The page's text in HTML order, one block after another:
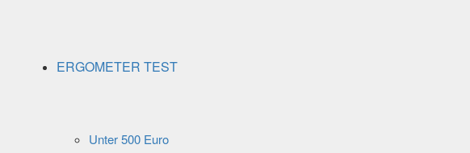
ERGOMETER TEST
Unter 500 Euro